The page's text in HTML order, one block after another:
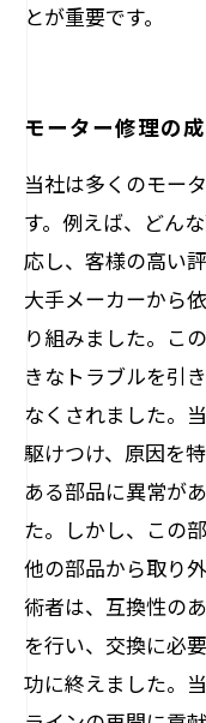
とが重要です。
モーター修理の
当社は多くのモー
す。例えば、どん
応し、客様の高い
大手メーカーから
り組みました。こ
きなトラブルを引
なくされました。
駆けつけ、原因を
ある部品に異常が
た。しかし、この
他の部品から取り
術者は、互換性の
を行い、交換に必
功に終えました。